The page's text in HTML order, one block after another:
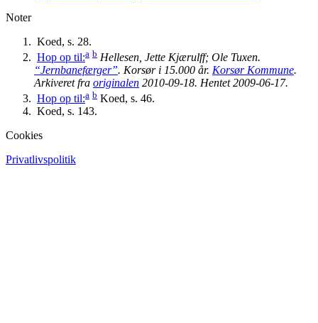
Noter
Koed, s. 28.
Hop op til:a b Hellesen, Jette Kjærulff; Ole Tuxen.
“Jernbanefærger”. Korsør i 15.000 år. Korsør Kommune.
Arkiveret fra originalen 2010-09-18. Hentet2009-06-17.
Hop op til:a b Koed, s. 46.
Koed, s. 143.
Cookies
Privatlivspolitik